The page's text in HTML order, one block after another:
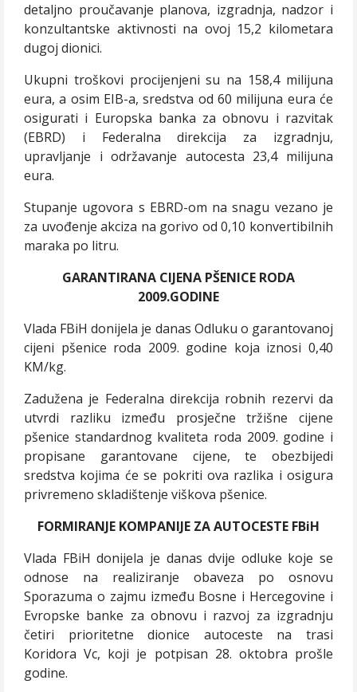
detaljno proučavanje planova, izgradnja, nadzor i
konzultantske aktivnosti na ovoj 15,2 kilometara
dugoj dionici.
Ukupni troškovi procijenjeni su na 158,4 milijuna
eura, a osim EIB-a, sredstva od 60 milijuna eura će
osigurati i Europska banka za obnovu i razvitak
(EBRD) i Federalna direkcija za izgradnju,
upravljanje i održavanje autocesta 23,4 milijuna
eura.
Stupanje ugovora s EBRD-om na snagu vezano je
za uvođenje akciza na gorivo od 0,10 konvertibilnih
maraka po litru.
GARANTIRANA CIJENA PŠENICE RODA
2009.GODINE
Vlada FBiH donijela je danas Odluku o garantovanoj
cijeni pšenice roda 2009. godine koja iznosi 0,40
KM/kg.
Zadužena je Federalna direkcija robnih rezervi da
utvrdi razliku između prosječne tržišne cijene
pšenice standardnog kvaliteta roda 2009. godine i
propisane garantovane cijene, te obezbijedi
sredstva kojima će se pokriti ova razlika i osigura
privremeno skladištenje viškova pšenice.
FORMIRANJE KOMPANIJE ZA AUTOCESTE FBiH
Vlada FBiH donijela je danas dvije odluke koje se
odnose na realiziranje obaveza po osnovu
Sporazuma o zajmu između Bosne i Hercegovine i
Evropske banke za obnovu i razvoj za izgradnju
četiri prioritetne dionice autoceste na trasi
Koridora Vc, koji je potpisan 28. oktobra prošle
godine.